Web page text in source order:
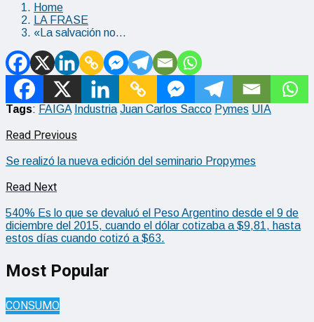
Home
LA FRASE
«La salvación no…
Tags: FAIGA Industria Juan Carlos Sacco Pymes UIA
Read Previous
Se realizó la nueva edición del seminario Propymes
Read Next
540% Es lo que se devaluó el Peso Argentino desde el 9 de
diciembre del 2015, cuando el dólar cotizaba a $9,81, hasta
estos días cuando cotizó a $63.
Most Popular
CONSUMO